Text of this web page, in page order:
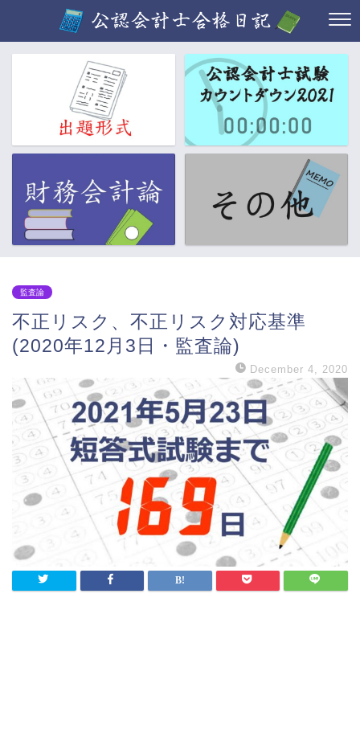
監査論
不正リスク、不正リスク対応基準
(2020年12月3日・監査論)
December 4, 2020